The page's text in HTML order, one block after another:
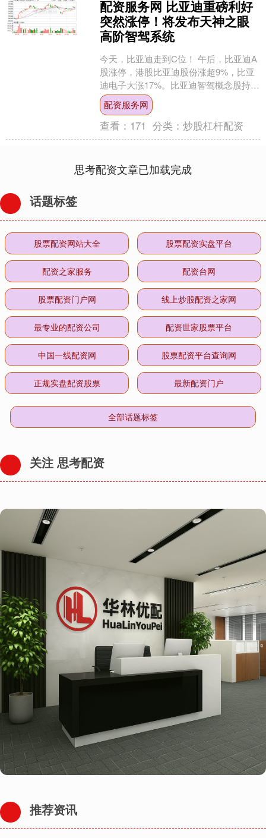
配资服务网 比亚迪重磅利好
突然涨停！将发布天神之眼
高阶智驾系统
今天，比亚迪走到C位！ 午后，比亚迪A
股涨停，港股比亚迪股份涨超9%，比亚
迪电子大涨17%。比亚迪智驾概念股持续
走强，宇瞳光学、伯特利、联创电子、
中原内配涨停，....
配资服务网
查看： 171 分类：炒股杠杆配资
思考配资文章已加载完成
话题标签
股票配资网站大全 股票配资实盘平台
配资之家服务 配资台网
股票配资门户网 线上炒股配资之家网
最专业的配资公司 配资世家股票平台
中国一线配资网 股票配资平台查询网
正规实盘配资股票 最新配资门户
全部话题标签
关注 思考配资
推荐资讯